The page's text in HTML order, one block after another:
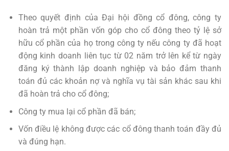
Theo quyết định của Đại hội đồng cổ đông, công ty
hoàn trả một phần vốn góp cho cổ đông theo tỷ lệ sở
hữu cổ phần của họ trong công ty nếu công ty đã hoạt
động kinh doanh liên tục từ 02 năm trở lên kể từ ngày
đăng ký thành lập doanh nghiệp và bảo đảm thanh
toán đủ các khoản nợ và nghĩa vụ tài sản khác sau khi
đã hoàn trả cho cổ đông;
Công ty mua lại cổ phần đã bán;
Vốn điều lệ không được các cổ đông thanh toán đầy đủ
và đúng hạn.